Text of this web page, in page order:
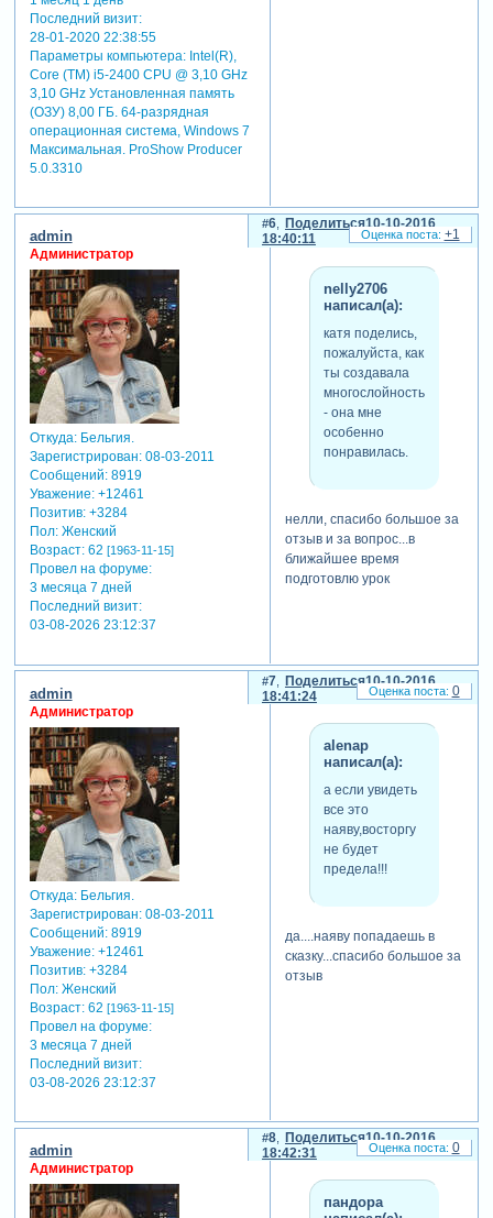
Последний визит:
28-01-2020 22:38:55
Параметры компьютера:Intel(R),
Core (TM) i5-2400 CPU @ 3,10 GHz
3,10 GHz Установленная память
(ОЗУ) 8,00 ГБ. 64-разрядная
операционная система, Windows 7
Максимальная. ProShow Producer
5.0.3310
Поделиться
6
10-10-2016
18:40:11
admin
Администратор
Откуда:Бельгия.
Зарегистрирован: 08-03-2011
Сообщений:8919
Уважение: +12461
Позитив: +3284
Пол:Женский
Возраст:62 [1963-11-15]
Провел на форуме:
3 месяца 7 дней
Последний визит:
03-08-2026 23:12:37
nelly2706
написал(а):
катя поделись,
пожалуйста, как
ты создавала
многослойность
- она мне
особенно
понравилась.
нелли, спасибо большое за
отзыв и за вопрос...в
ближайшее время
подготовлю урок
+1
Поделиться
7
10-10-2016
18:41:24
admin
Администратор
Откуда:Бельгия.
Зарегистрирован: 08-03-2011
Сообщений:8919
Уважение: +12461
Позитив: +3284
Пол:Женский
Возраст:62 [1963-11-15]
Провел на форуме:
3 месяца 7 дней
Последний визит:
03-08-2026 23:12:37
alenap
написал(а):
а если увидеть
все это
наяву,восторгу
не будет
предела!!!
да....наяву попадаешь в
сказку...спасибо большое за
отзыв
0
Поделиться
8
10-10-2016
18:42:31
admin
Администратор
пандора
0